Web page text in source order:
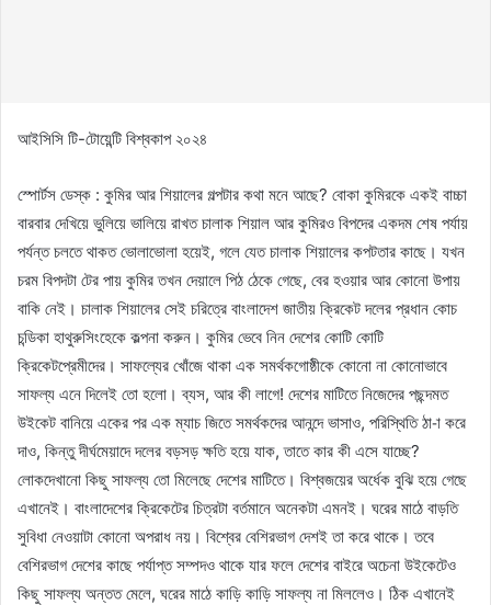
আইসিসি টি-টোয়েন্টি বিশ্বকাপ ২০২৪
স্পোর্টস ডেস্ক : কুমির আর শিয়ালের গল্পটার কথা মনে আছে? বোকা কুমিরকে একই বাচ্চা
বারবার দেখিয়ে ভুলিয়ে ভালিয়ে রাখত চালাক শিয়াল আর কুমিরও বিপদের একদম শেষ পর্যায়
পর্যন্ত চলতে থাকত ভোলাভোলা হয়েই, গলে যেত চালাক শিয়ালের কপটতার কাছে। যখন
চরম বিপদটা টের পায় কুমির তখন দেয়ালে পিঠ ঠেকে গেছে, বের হওয়ার আর কোনো উপায়
বাকি নেই। চালাক শিয়ালের সেই চরিত্রে বাংলাদেশ জাতীয় ক্রিকেট দলের প্রধান কোচ
চন্ডিকা হাথুরুসিংহেকে কল্পনা করুন। কুমির ভেবে নিন দেশের কোটি কোটি
ক্রিকেটপ্রেমীদের। সাফল্যের খোঁজে থাকা এক সমর্থকগোষ্ঠীকে কোনো না কোনোভাবে
সাফল্য এনে দিলেই তো হলো। ব্যস, আর কী লাগে! দেশের মাটিতে নিজেদের পছন্দমত
উইকেট বানিয়ে একের পর এক ম্যাচ জিতে সমর্থকদের আনন্দে ভাসাও, পরিস্থিতি ঠা-া করে
দাও, কিন্তু দীর্ঘমেয়াদে দলের বড়সড় ক্ষতি হয়ে যাক, তাতে কার কী এসে যাচ্ছে?
লোকদেখানো কিছু সাফল্য তো মিলেছে দেশের মাটিতে। বিশ্বজয়ের অর্ধেক বুঝি হয়ে গেছে
এখানেই। বাংলাদেশের ক্রিকেটের চিত্রটা বর্তমানে অনেকটা এমনই। ঘরের মাঠে বাড়তি
সুবিধা নেওয়াটা কোনো অপরাধ নয়। বিশ্বের বেশিরভাগ দেশই তা করে থাকে। তবে
বেশিরভাগ দেশের কাছে পর্যাপ্ত সম্পদও থাকে যার ফলে দেশের বাইরে অচেনা উইকেটেও
কিছু সাফল্য অন্তত মেলে, ঘরের মাঠে কাড়ি কাড়ি সাফল্য না মিললেও। ঠিক এখানেই